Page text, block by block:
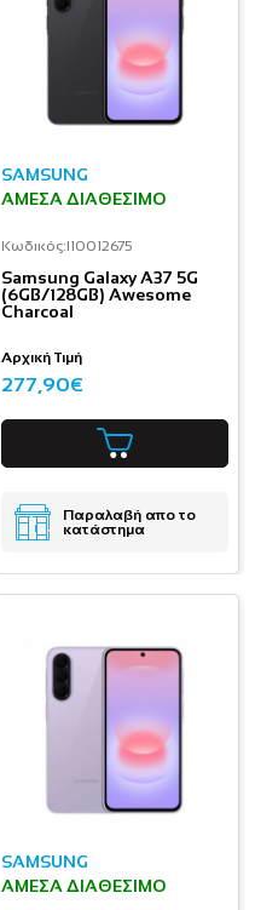
SAMSUNG
ΆΜΕΣΑ ΔΙΑΘΈΣΙΜΟ
Κωδικός:I10012675
Samsung Galaxy A37 5G
(6GB/128GB) Awesome
Charcoal
Αρχική Τιμή
277,90€
Παραλαβή απο το
κατάστημα
SAMSUNG
ΆΜΕΣΑ ΔΙΑΘΈΣΙΜΟ